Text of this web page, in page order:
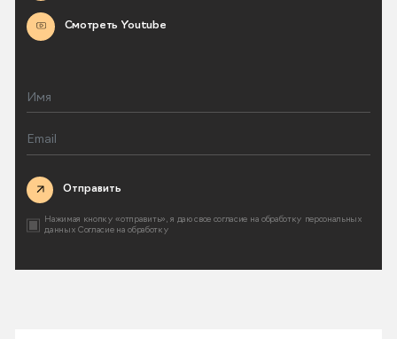
Смотреть Youtube
Отправить
Нажимая кнопку «отправить», я даю свое согласие на обработку персональных
данных Согласие на обработку